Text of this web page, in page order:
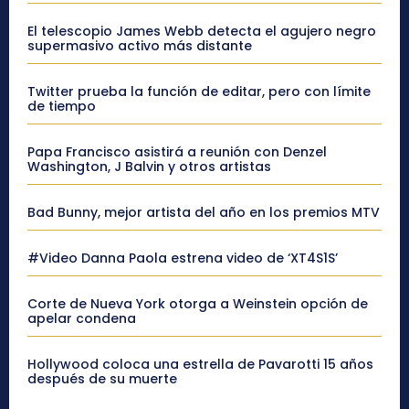
El telescopio James Webb detecta el agujero negro
supermasivo activo más distante
Twitter prueba la función de editar, pero con límite
de tiempo
Papa Francisco asistirá a reunión con Denzel
Washington, J Balvin y otros artistas
Bad Bunny, mejor artista del año en los premios MTV
#Video Danna Paola estrena video de ‘XT4S1S’
Corte de Nueva York otorga a Weinstein opción de
apelar condena
Hollywood coloca una estrella de Pavarotti 15 años
después de su muerte